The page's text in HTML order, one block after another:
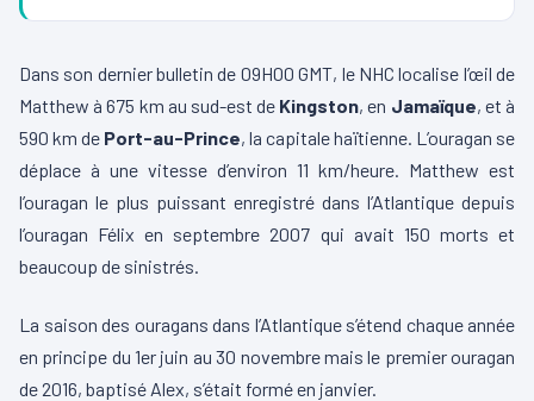
Dans son dernier bulletin de 09H00 GMT, le NHC localise l’œil de
Matthew à 675 km au sud-est de Kingston, en Jamaïque, et à
590 km de Port-au-Prince, la capitale haïtienne. L’ouragan se
déplace à une vitesse d’environ 11 km/heure. Matthew est
l’ouragan le plus puissant enregistré dans l’Atlantique depuis
l’ouragan Félix en septembre 2007 qui avait 150 morts et
beaucoup de sinistrés.
La saison des ouragans dans l’Atlantique s’étend chaque année
en principe du 1er juin au 30 novembre mais le premier ouragan
de 2016, baptisé Alex, s’était formé en janvier.